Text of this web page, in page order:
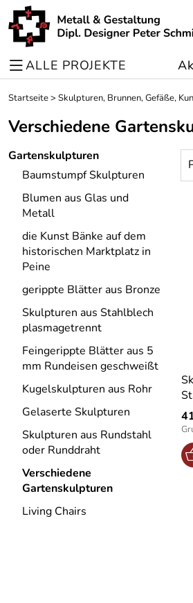
ALLE PROJEKTE
Startseite> Skulpturen, Brunnen, Gefäße,
Verschiedene
Gartenskulpturen
Baumstumpf Skulpturen
Blumen aus Glas und
Metall
die Kunst Bänke auf dem
historischen Marktplatz in
Peine
gerippte Blätter aus Bronze
Skulpturen aus Stahlblech
plasmagetrennt
Feingerippte Blätter aus 5
mm Rundeisen geschweißt
Kugelskulpturen aus Rohr
Gelaserte Skulpturen
Skulpturen aus Rundstahl
oder Runddraht
Verschiedene
Gartenskulpturen
Living Chairs